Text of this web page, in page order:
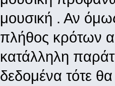
μουσική . Αν
πλήθος κρότων
κατάλληλη
δεδομένα τότε